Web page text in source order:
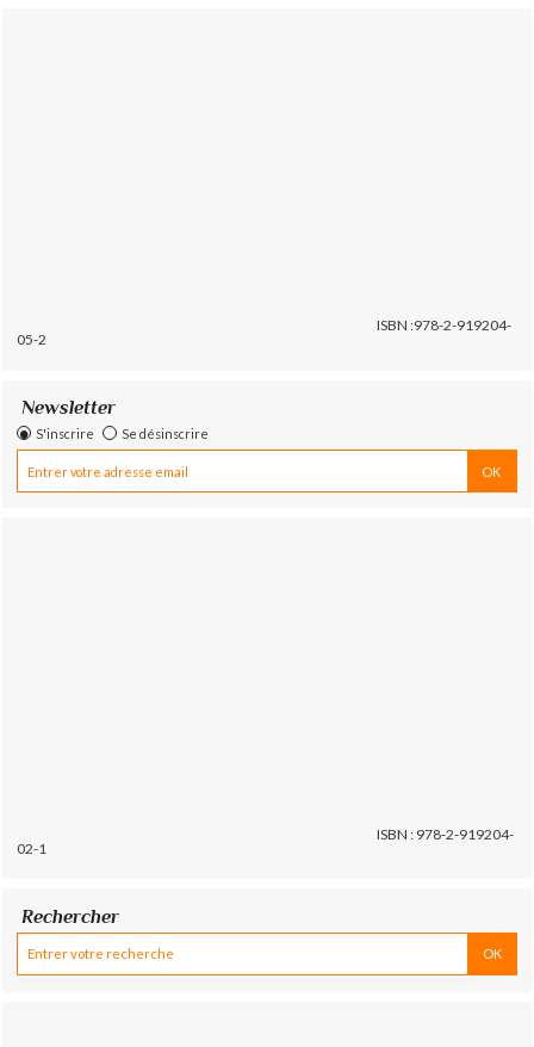
ISBN :978-2-919204-
05-2
Newsletter
S'inscrire Se désinscrire
ISBN : 978-2-919204-
02-1
Rechercher